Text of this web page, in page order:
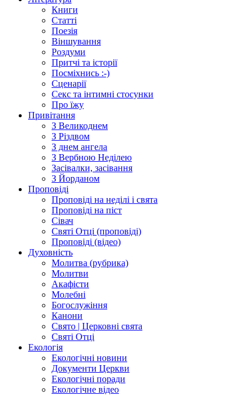
Книги
Статті
Поезія
Віншування
Роздуми
Притчі та історії
Посміхнись :-)
Сценарії
Секс та інтимні стосунки
Про їжу
Привітання
З Великоднем
З Різдвом
З днем ангела
З Вербною Неділею
Засівалки, засівання
З Йорданом
Проповіді
Проповіді на неділі і свята
Проповіді на піст
Сівач
Святі Отці (проповіді)
Проповіді (відео)
Духовність
Молитва (рубрика)
Молитви
Акафісти
Молебні
Богослужіння
Канони
Свято | Церковні свята
Святі Отці
Екологія
Екологічні новини
Документи Церкви
Екологічні поради
Екологічне відео